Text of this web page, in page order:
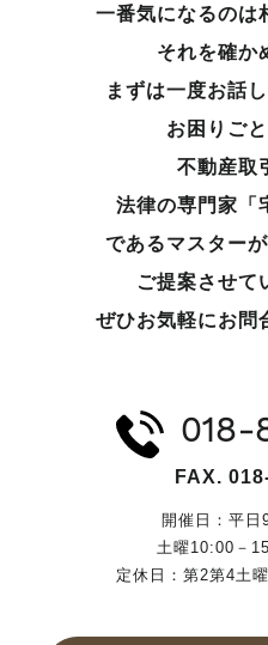
一番気になるのは
それを確か
まずは一度お話
お困りご
不動産取
法律の専門家「
であるマスターが
ご提案させて
ぜひお気軽にお問
018-
FAX.
開催日：平日
土曜10:00－
定休日：第2第4土